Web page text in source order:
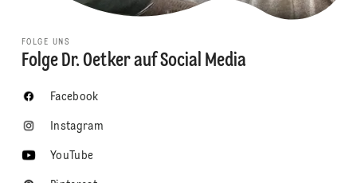
FOLGE UNS
Folge Dr. Oetker auf Social Media
Facebook
Instagram
YouTube